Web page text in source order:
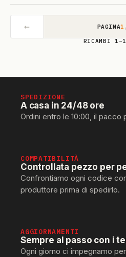
← PAGINA1
RICAMBI
SPEDIZIONE
A casa in 24/48 ore
Ordini entro le 10:00, il pacco
COMPATIBILITÀ
Controllata pezzo per
Confrontiamo ogni codice
produttore prima di spedirlo.
AGGIORNAMENTI
Sempre al passo con i
Ogni giorno ci impegnamo